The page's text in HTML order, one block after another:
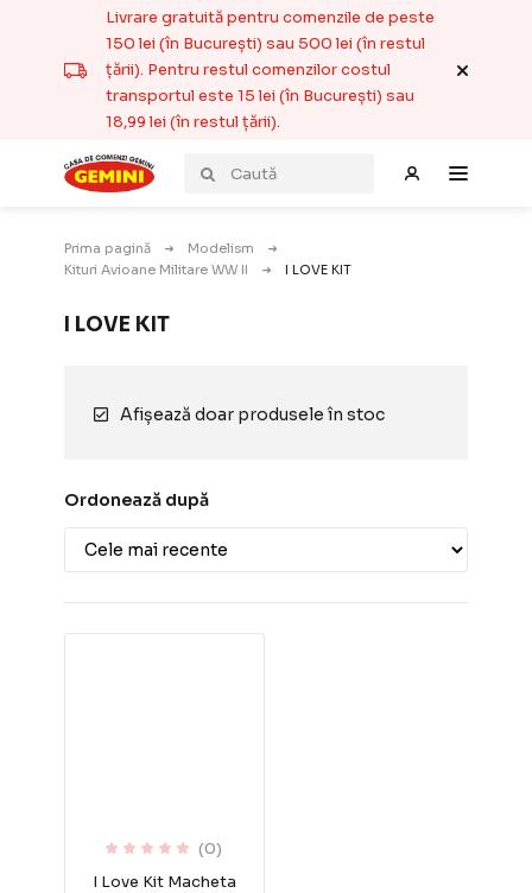
Livrare gratuită pentru comenzile de peste
150 lei (în București) sau 500 lei (în restul
țării). Pentru restul comenzilor costul
transportul este 15 lei (în București) sau
18,99 lei (în restul țării).
Prima pagină
Modelism
Kituri Avioane Militare WW II
I LOVE KIT
I LOVE KIT
Afișează doar produsele în stoc
Ordonează după
(0)
I Love Kit Macheta